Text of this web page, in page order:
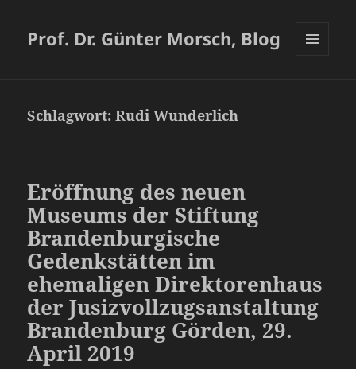
Prof. Dr. Günter Morsch, Blog
Schlagwort:Rudi Wunderlich
Eröffnung des neuen
Museums der Stiftung
Brandenburgische
Gedenkstätten im
ehemaligen Direktorenhaus
der Jusizvollzugsanstaltung
Brandenburg Görden, 29.
April 2019